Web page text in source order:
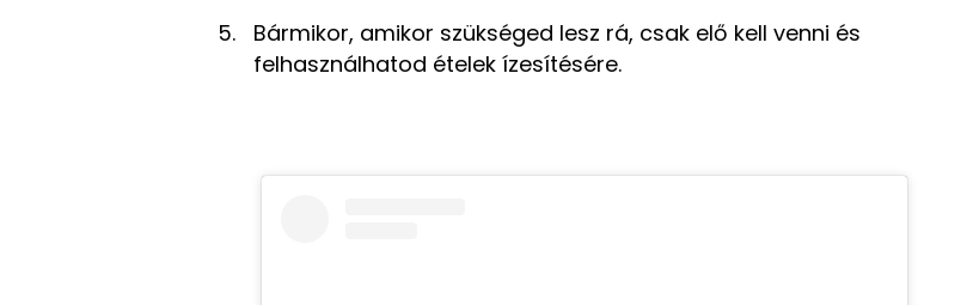
Bármikor, amikor szükséged lesz rá, csak elő kell venni és
felhasználhatod ételek ízesítésére.